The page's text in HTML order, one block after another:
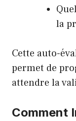
la
Cette auto-
permet de
attendre la
Comment